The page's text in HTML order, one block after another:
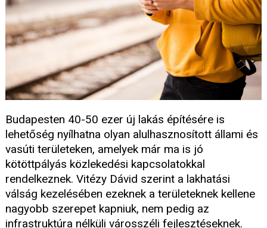
Budapesten 40-50 ezer új lakás építésére is
lehetőség nyílhatna olyan alulhasznosított állami és
vasúti területeken, amelyek már ma is jó
kötöttpályás közlekedési kapcsolatokkal
rendelkeznek. Vitézy Dávid szerint a lakhatási
válság kezelésében ezeknek a területeknek kellene
nagyobb szerepet kapniuk, nem pedig az
infrastruktúra nélküli városszéli fejlesztéseknek.